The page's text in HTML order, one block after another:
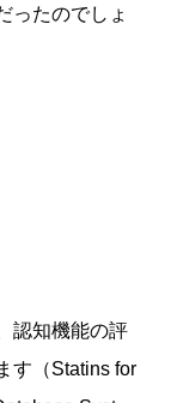
ったのでしょ
認知機能の評
す（Statins for